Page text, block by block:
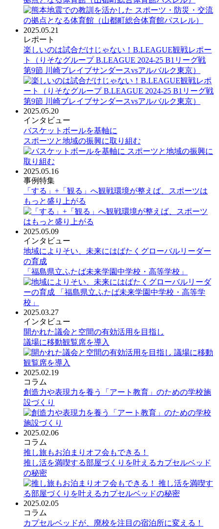
2025.05.21
レポート
楽しいのは試合だけじゃない！B.LEAGUE観戦レポー
ト（りそなグループ B.LEAGUE 2024-25 B1リーグ戦
第9節 川崎ブレイブサンダースvsアルバルク東京）
2025.05.20
インタビュー
バスケットボールを基軸に
スポーツと地域の振興に取り組む
2025.05.16
事例特集
「する」+「観る」へ観戦環境が整えば、スポーツは
もっと盛り上がる
2025.05.09
インタビュー
地域によりそい、未来にはばたくグローバルリーダー
の育成
「福島県立ふたば未来学園中学校・高等学校」
2025.03.27
インタビュー
開かれた議会と空間の有効活用を目指し
議場に移動観覧席を導入
2025.02.19
コラム
創造力や表現力を養う「アート教育」のための学校施
設づくり
2025.02.06
コラム
推し旅もお泊まりオフ会もできる！
推し活を満喫する部屋づくりを叶えるカプセルベッド
の秘密
2025.02.05
コラム
カプセルベッドが、廃校を注目の宿泊所に変える！